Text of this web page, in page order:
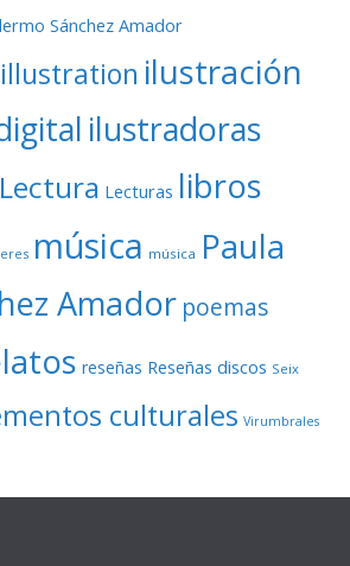
Sánchez Amador
illustration ilustración
ilustradoras
Lecturas libros
música música Paula
Amador poemas
reseñas Reseñas discos Seix
culturales Virumbrales